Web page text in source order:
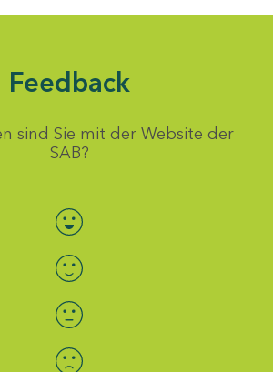
Feedback
sind Sie mit der Website der
SAB?
Bewertung auswählen